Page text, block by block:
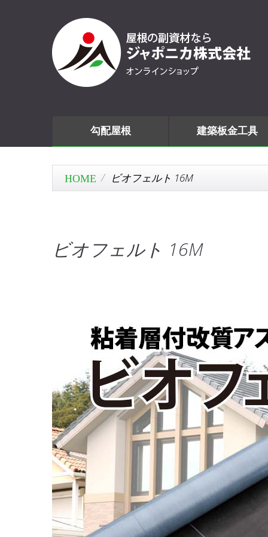
勾配屋根 建築板金工具
ビオフェルト 16M
ビオフェルト 16M